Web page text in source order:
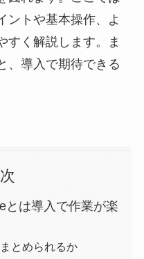
ントや基本操作、よ
すく解説します。ま
、導入で期待できる
とは導入で作業が楽
とめられるか